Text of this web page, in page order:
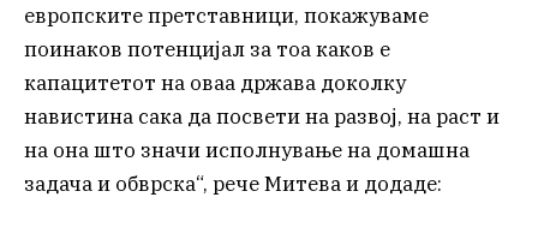
европските претставници, покажуваме
поинаков потенцијал за тоа каков е
капацитетот на оваа држава доколку
навистина сака да посвети на развој, на раст и
на она што значи исполнување на домашна
задача и обврска“, рече Митева и додаде: